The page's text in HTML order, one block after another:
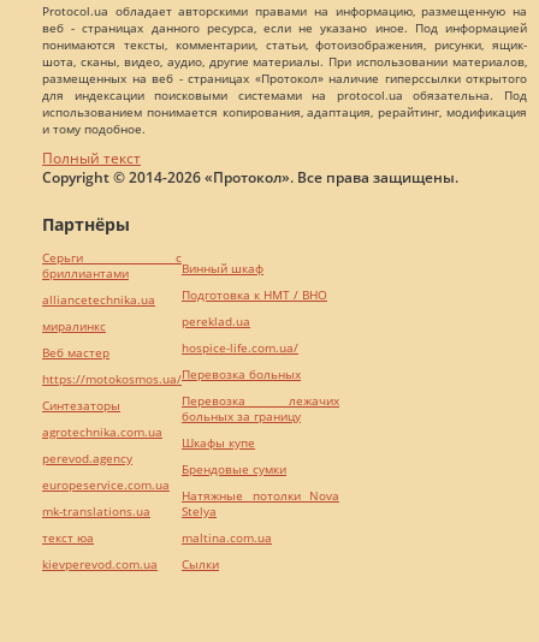
Protocol.ua обладает авторскими правами на информацию, размещенную на
веб - страницах данного ресурса, если не указано иное. Под информацией
понимаются тексты, комментарии, статьи, фотоизображения, рисунки, ящик-
шота, сканы, видео, аудио, другие материалы. При использовании материалов,
размещенных на веб - страницах «Протокол» наличие гиперссылки открытого
для индексации поисковыми системами на protocol.ua обязательна. Под
использованием понимается копирования, адаптация, рерайтинг, модификация
и тому подобное.
Полный текст
Copyright © 2014-2026 «Протокол». Все права защищены.
Партнёры
Серьги с
бриллиантами
alliancetechnika.ua
миралинкс
Веб мастер
https://motokosmos.ua/
Синтезаторы
agrotechnika.com.ua
perevod.agency
europeservice.com.ua
mk-translations.ua
текст юа
kievperevod.com.ua
Винный шкаф
Подготовка к НМТ / ВНО
pereklad.ua
hospice-life.com.ua/
Перевозка больных
Перевозка лежачих
больных за границу
Шкафы купе
Брендовые сумки
Натяжные потолки Nova
Stelya
maltina.com.ua
Cылки